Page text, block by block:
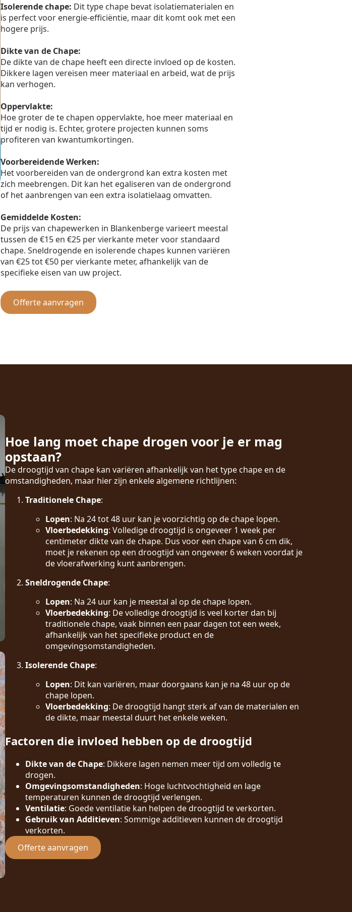
Isolerende chape: Dit type chape bevat isolatiematerialen en
is perfect voor energie-efficiëntie, maar dit komt ook met een
hogere prijs.
Dikte van de Chape:
De dikte van de chape heeft een directe invloed op de kosten.
Dikkere lagen vereisen meer materiaal en arbeid, wat de prijs
kan verhogen.
Oppervlakte:
Hoe groter de te chapen oppervlakte, hoe meer materiaal en
tijd er nodig is. Echter, grotere projecten kunnen soms
profiteren van kwantumkortingen.
Voorbereidende Werken:
Het voorbereiden van de ondergrond kan extra kosten met
zich meebrengen. Dit kan het egaliseren van de ondergrond
of het aanbrengen van een extra isolatielaag omvatten.
Gemiddelde Kosten:
De prijs van chapewerken in Blankenberge varieert meestal
tussen de €15 en €25 per vierkante meter voor standaard
chape. Sneldrogende en isolerende chapes kunnen variëren
van €25 tot €50 per vierkante meter, afhankelijk van de
specifieke eisen van uw project.
Offerte aanvragen
Hoe lang moet chape drogen voor je er mag
opstaan?
De droogtijd van chape kan variëren afhankelijk van het type chape en de
omstandigheden, maar hier zijn enkele algemene richtlijnen:
Traditionele Chape:
Lopen: Na 24 tot 48 uur kan je voorzichtig op de chape lopen.
Vloerbedekking: Volledige droogtijd is ongeveer 1 week per
centimeter dikte van de chape. Dus voor een chape van 6 cm dik,
moet je rekenen op een droogtijd van ongeveer 6 weken voordat je
de vloerafwerking kunt aanbrengen.
Sneldrogende Chape:
Lopen: Na 24 uur kan je meestal al op de chape lopen.
Vloerbedekking: De volledige droogtijd is veel korter dan bij
traditionele chape, vaak binnen een paar dagen tot een week,
afhankelijk van het specifieke product en de
omgevingsomstandigheden.
Isolerende Chape:
Lopen: Dit kan variëren, maar doorgaans kan je na 48 uur op de
chape lopen.
Vloerbedekking: De droogtijd hangt sterk af van de materialen en
de dikte, maar meestal duurt het enkele weken.
Factoren die invloed hebben op de droogtijd
Dikte van de Chape: Dikkere lagen nemen meer tijd om volledig te
drogen.
Omgevingsomstandigheden: Hoge luchtvochtigheid en lage
temperaturen kunnen de droogtijd verlengen.
Ventilatie: Goede ventilatie kan helpen de droogtijd te verkorten.
Gebruik van Additieven: Sommige additieven kunnen de droogtijd
verkorten.
Offerte aanvragen